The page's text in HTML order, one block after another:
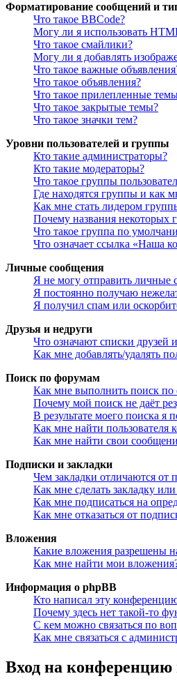
Форматирование сообщений и
Что такое BBCode?
Могу ли я использовать
Что такое смайлики?
Могу ли я добавлять
Что такое важные
Что такое объявления?
Что такое прилепленные
Что такое закрытые темы?
Что такое значки тем?
Уровни пользователей и группы
Кто такие администраторы?
Кто такие модераторы?
Что такое группы
Где находятся группы и как
Как мне стать лидером
Почему названия некоторых
Что такое группа по
Что означает ссылка «Наша
Личные сообщения
Я не могу отправить личные
Я постоянно получаю
Я получил спам или
Друзья и недруги
Что означают списки друзей
Как мне добавлять/удалять
Поиск по форумам
Как мне выполнить поиск
Почему мой поиск не даёт
В результате моего поиска я
Как мне найти пользователя
Как мне найти свои
Подписки и закладки
Чем закладки отличаются от
Как мне сделать закладку
Как мне подписаться на
Как мне отказаться от
Вложения
Какие вложения разрешены
Как мне найти мои
Информация о phpBB
Кто написал эту
Почему здесь нет такой-то
С кем можно связаться по
Как мне связаться с
Вход на конференцию